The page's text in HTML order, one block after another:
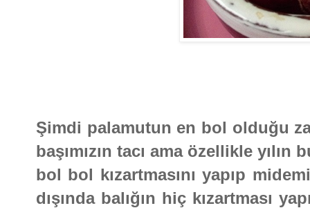
Şimdi palamutun en bol olduğu
başımızın tacı ama özellikle
bol bol kızartmasını yapıp
dışında balığın hiç kızartması